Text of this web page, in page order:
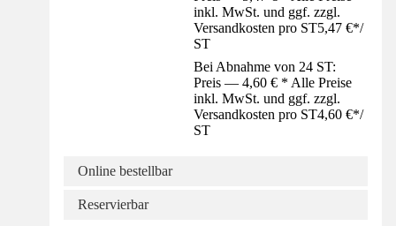
inkl. MwSt. und ggf. zzgl.
Versandkosten pro ST5,47 €*/
ST
Bei Abnahme von 24 ST:
Preis — 4,60 € * Alle Preise
inkl. MwSt. und ggf. zzgl.
Versandkosten pro ST4,60 €*/
ST
Online bestellbar
Reservierbar